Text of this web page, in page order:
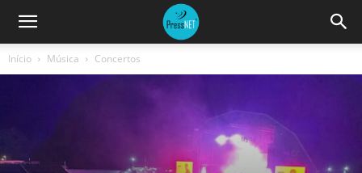
Início Música Concertos